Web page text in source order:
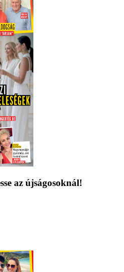
az újságosoknál!